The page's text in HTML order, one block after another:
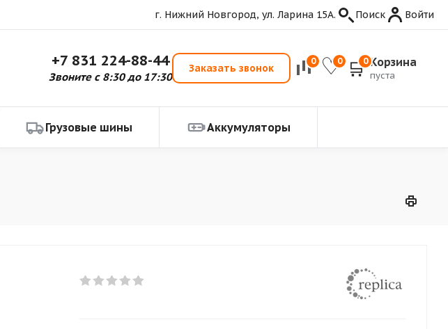
г. Нижний Новгород, ул. Ларина 15А. Поиск Войти
+7 831 224-88-44
Звоните с 8:30 до 17:30
Заказать звонок
0 0 0 Корзина
пуста
Грузовые шины Аккумуляторы